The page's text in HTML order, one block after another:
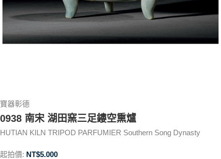
寶器彰德
0938 南宋 湖田窯三足鏤空熏爐
HUTIAN KILN TRIPOD PARFUMIER Southern Song Dynasty
起拍價: NT$5.000